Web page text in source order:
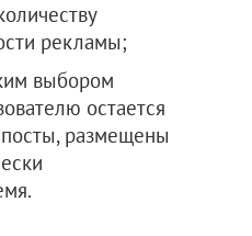
рекламы;
выбором
остается
размещены